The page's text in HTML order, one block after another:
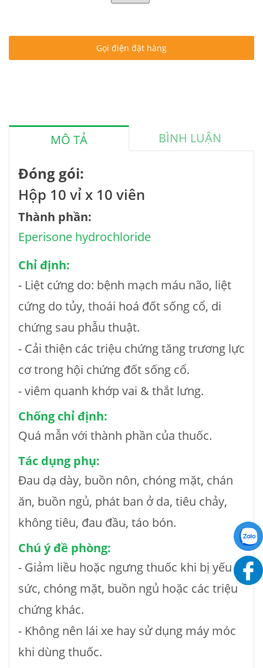
Gọi điện đặt hàng
MÔ TẢ BÌNH LUẬN
Đóng gói:
Hộp 10 vỉ x 10 viên
Thành phần:
Eperisone hydrochloride
Chỉ định:
- Liệt cứng do: bệnh mạch máu não, liệt
cứng do tủy, thoái hoá đốt sống cổ, di
chứng sau phẫu thuật.
- Cải thiện các triệu chứng tăng trương lực
cơ trong hội chứng đốt sống cổ.
- viêm quanh khớp vai & thắt lưng.
Chống chỉ định:
Quá mẫn với thành phần của thuốc.
Tác dụng phụ:
Đau dạ dày, buồn nôn, chóng mặt, chán
ăn, buồn ngủ, phát ban ở da, tiêu chảy,
không tiêu, đau đầu, táo bón.
Chú ý đề phòng:
- Giảm liều hoặc ngưng thuốc khi bị yếu
sức, chóng mặt, buồn ngủ hoặc các triệu
chứng khác.
- Không nên lái xe hay sử dụng máy móc
khi dùng thuốc.